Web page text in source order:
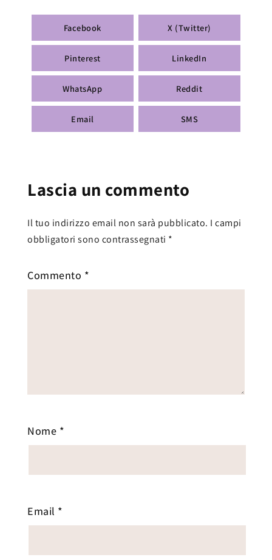
Facebook X (Twitter)
Pinterest LinkedIn
WhatsApp Reddit
Email SMS
Lascia un commento
Il tuo indirizzo email non sarà pubblicato. I campi
obbligatori sono contrassegnati *
Commento *
Nome *
Email *